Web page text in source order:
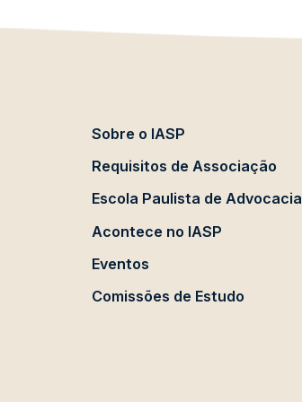
Sobre o IASP
Requisitos de Associação
Escola Paulista de Advocacia
Acontece no IASP
Eventos
Comissões de Estudo